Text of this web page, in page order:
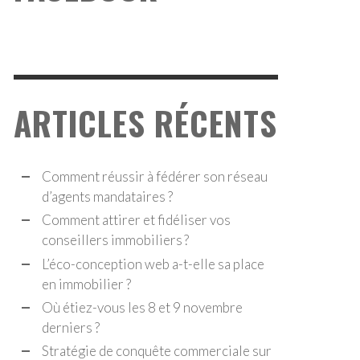
ARTICLES RÉCENTS
Comment réussir à fédérer son réseau
d’agents mandataires ?
Comment attirer et fidéliser vos
conseillers immobiliers ?
L’éco-conception web a-t-elle sa place
en immobilier ?
Où étiez-vous les 8 et 9 novembre
derniers ?
Stratégie de conquête commerciale sur